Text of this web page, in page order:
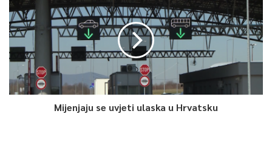
mogu nijednu operativnu akciju provesti protiv nas. Ne mogu
vojsku dignuti jer ja neću dozvoliti. Ne mogu policiju. Neće biti
sukoba, ljudi neka žive, tražimo samo političku podršku za
odluke koje ćemo donijeti – rekao je Dodik.
U zakonu je navedeno da, ko javno odobri, porekne, grubo
umanji ili pokuša opravdati zločin genocida, zločin protiv
Mijenjaju se uvjeti ulaska u Hrvatsku